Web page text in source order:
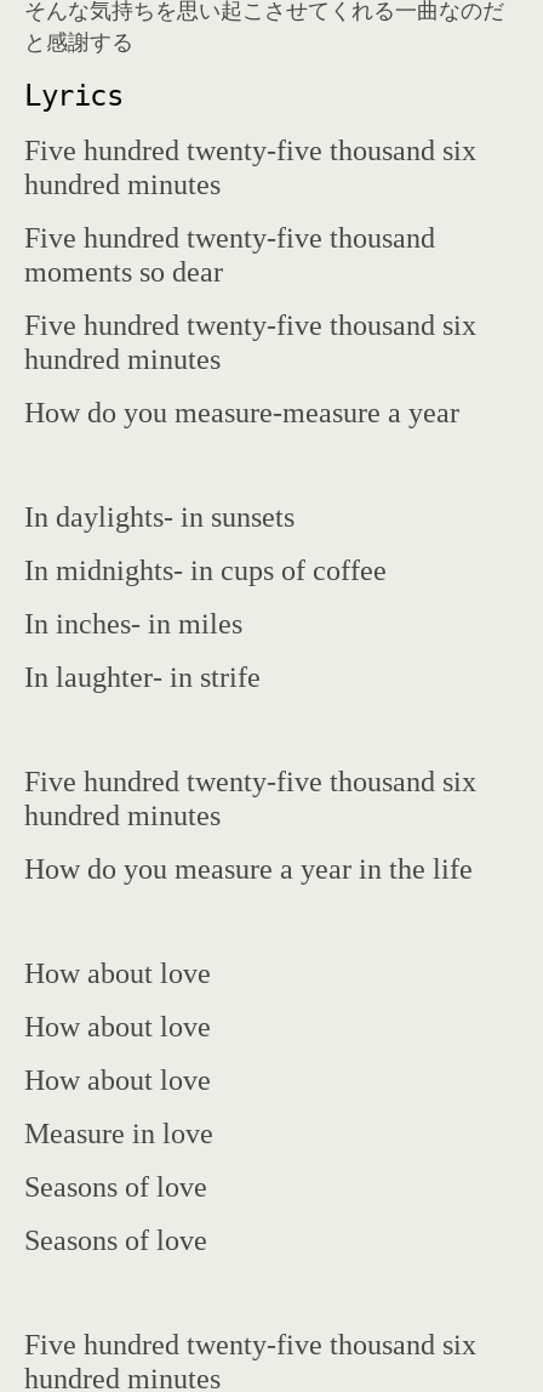
そんな気持ちを思い起こさせてくれる一曲なのだ
と感謝する
Lyrics
Five hundred twenty-five thousand six
hundred minutes
Five hundred twenty-five thousand
moments so dear
Five hundred twenty-five thousand six
hundred minutes
How do you measure-measure a year
In daylights- in sunsets
In midnights- in cups of coffee
In inches- in miles
In laughter- in strife
Five hundred twenty-five thousand six
hundred minutes
How do you measure a year in the life
How about love
How about love
How about love
Measure in love
Seasons of love
Seasons of love
Five hundred twenty-five thousand six
hundred minutes